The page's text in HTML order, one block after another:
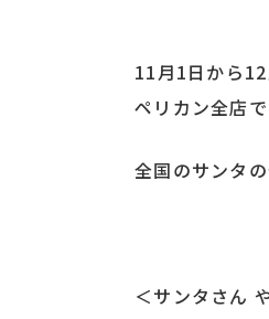
11月1日から
ペリカン全店
全国のサンタ
＜サンタさん